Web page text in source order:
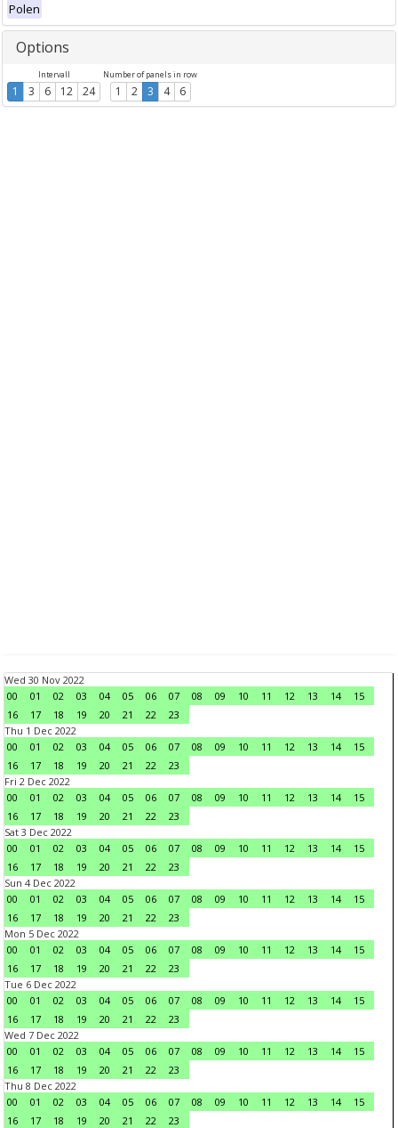
Polen
Options
Intervall
1 3 6 12 24
Number of panels in row
1 2 3 4 6
Wed 30 Nov 2022
00
01 02 03 04 05 06 07 08 09 10 11 12 13 14
15
16
17 18 19 20 21 22
23
Thu 1 Dec 2022
00
01 02 03 04 05 06 07 08 09 10 11 12 13 14
15
16
17 18 19 20 21 22
23
Fri 2 Dec 2022
00
01 02 03 04 05 06 07 08 09 10 11 12 13 14
15
16
17 18 19 20 21 22
23
Sat 3 Dec 2022
00
01 02 03 04 05 06 07 08 09 10 11 12 13 14
15
16
17 18 19 20 21 22
23
Sun 4 Dec 2022
00
01 02 03 04 05 06 07 08 09 10 11 12 13 14
15
16
17 18 19 20 21 22
23
Mon 5 Dec 2022
00
01 02 03 04 05 06 07 08 09 10 11 12 13 14
15
16
17 18 19 20 21 22
23
Tue 6 Dec 2022
00
01 02 03 04 05 06 07 08 09 10 11 12 13 14
15
16
17 18 19 20 21 22
23
Wed 7 Dec 2022
00
01 02 03 04 05 06 07 08 09 10 11 12 13 14
15
16
17 18 19 20 21 22
23
Thu 8 Dec 2022
00
01 02 03 04 05 06 07 08 09 10 11 12 13 14
15
16
17 18 19 20 21 22
23